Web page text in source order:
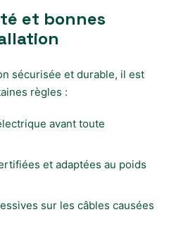
et bonnes
sécurisée et durable, il est
règles :
avant toute
et adaptées au poids
sur les câbles causées